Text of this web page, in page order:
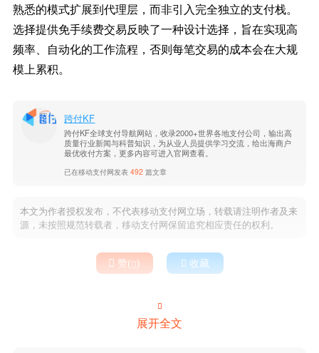
熟悉的模式扩展到代理层，而非引入完全独立的支付栈。
选择提供免手续费交易反映了一种设计选择，旨在实现高
频率、自动化的工作流程，否则每笔交易的成本会在大规
模上累积。
跨付KF
跨付KF全球支付导航网站，收录2000+世界各地支付公司，输出高
质量行业新闻与科普知识，为从业人员提供学习交流，给出海商户
最优收付方案，更多内容可进入官网查看。
已在移动支付网发表492 篇文章
本文为作者授权发布，不代表移动支付网立场，转载请注明作者及来
源，未按照规范转载者，移动支付网保留追究相应责任的权利。
 赞()  收藏

展开全文